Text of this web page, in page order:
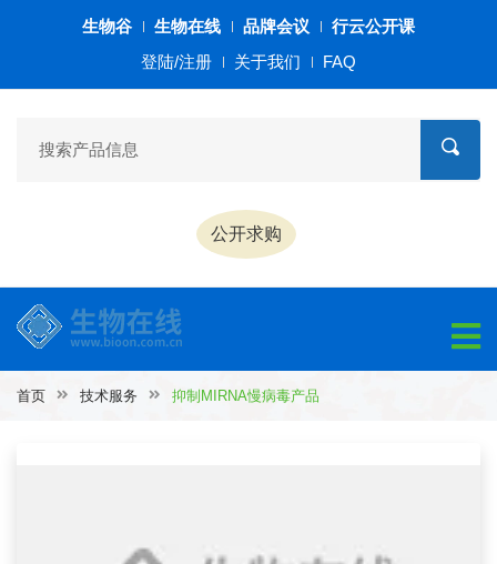
生物谷 生物在线 品牌会议
行云公开课
登陆/注册
关于我们 FAQ
公开求购
首页 技术服务 抑制MIRNA慢病毒产品